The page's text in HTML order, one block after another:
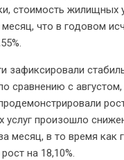
стоимость жилищных
что в годовом
зафиксировали
сравнению с
услуг произошло
месяц, в то время как
на 18,10%.